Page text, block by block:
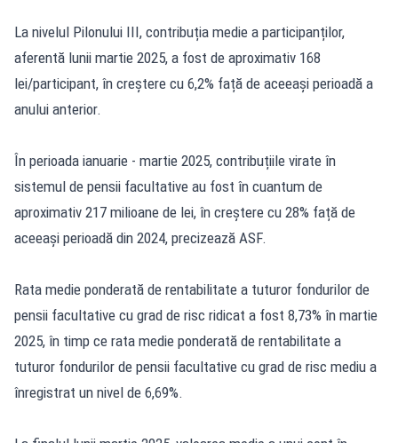
La nivelul Pilonului III, contribuția medie a participanților,
aferentă lunii martie 2025, a fost de aproximativ 168
lei/participant, în creștere cu 6,2% față de aceeași perioadă a
anului anterior.
În perioada ianuarie - martie 2025, contribuțiile virate în
sistemul de pensii facultative au fost în cuantum de
aproximativ 217 milioane de lei, în creștere cu 28% față de
aceeași perioadă din 2024, precizează ASF.
Rata medie ponderată de rentabilitate a tuturor fondurilor de
pensii facultative cu grad de risc ridicat a fost 8,73% în martie
2025, în timp ce rata medie ponderată de rentabilitate a
tuturor fondurilor de pensii facultative cu grad de risc mediu a
înregistrat un nivel de 6,69%.